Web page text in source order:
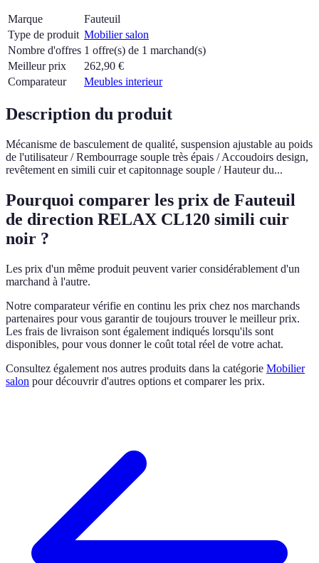
Marque
Fauteuil
Type de produit Mobilier salon
Nombre d'offres 1 offre(s) de 1 marchand(s)
Meilleur prix
262,90 €
Comparateur
Meubles interieur
Description du produit
Mécanisme de basculement de qualité, suspension ajustable au poids
de l'utilisateur / Rembourrage souple très épais / Accoudoirs design,
revêtement en simili cuir et capitonnage souple / Hauteur du...
Pourquoi comparer les prix de Fauteuil
de direction RELAX CL120 simili cuir
noir ?
Les prix d'un même produit peuvent varier considérablement d'un
marchand à l'autre.
Notre comparateur vérifie en continu les prix chez nos marchands
partenaires pour vous garantir de toujours trouver le meilleur prix.
Les frais de livraison sont également indiqués lorsqu'ils sont
disponibles, pour vous donner le coût total réel de votre achat.
Consultez également nos autres produits dans la catégorie Mobilier
salon pour découvrir d'autres options et comparer les prix.